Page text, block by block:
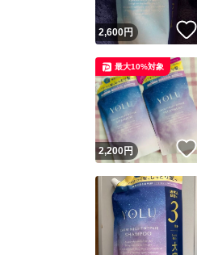
2,600円
2,200円
最大10%対象